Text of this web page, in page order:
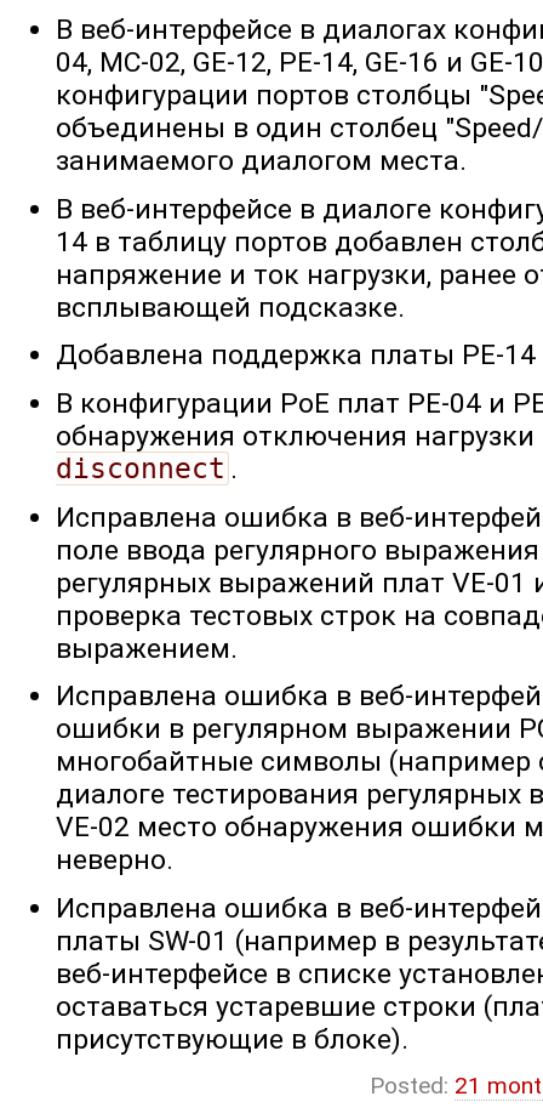
В веб-интерфейсе в диалогах
04, MC-02, GE-12, PE-14, GE-16 и GE-
конфигурации портов столбцы
объединены в один столбец
занимаемого диалогом места.
В веб-интерфейсе в диалоге
14 в таблицу портов добавлен
напряжение и ток нагрузки, ранее
всплывающей подсказке.
Добавлена поддержка платы PE-
В конфигурации PoE плат PE-04 и
обнаружения отключения
disconnect .
Исправлена ошибка в веб-
поле ввода регулярного
регулярных выражений плат VE-01
проверка тестовых строк на
выражением.
Исправлена ошибка в веб-
ошибки в регулярном выражении
многобайтные символы
диалоге тестирования
VE-02 место обнаружения ошибки
неверно.
Исправлена ошибка в веб-
платы SW-01 (например в
веб-интерфейсе в списке
оставаться устаревшие строки
присутствующие в блоке).
Posted: 21